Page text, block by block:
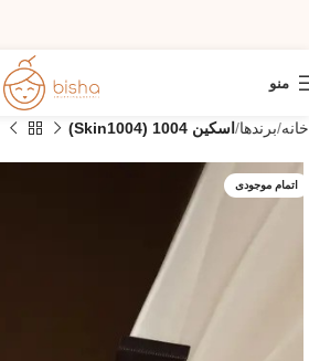
منو
خانه برندها اسکین 1004 (Skin1004)
اتمام موجودی